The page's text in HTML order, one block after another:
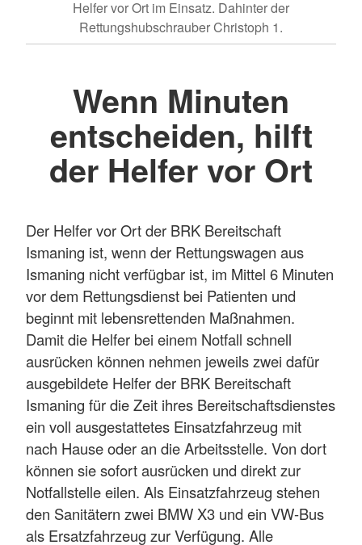
Helfer vor Ort im Einsatz. Dahinter der
Rettungshubschrauber Christoph 1.
Wenn Minuten
entscheiden, hilft
der Helfer vor Ort
Der Helfer vor Ort der BRK Bereitschaft
Ismaning ist, wenn der Rettungswagen aus
Ismaning nicht verfügbar ist, im Mittel 6 Minuten
vor dem Rettungsdienst bei Patienten und
beginnt mit lebensrettenden Maßnahmen.
Damit die Helfer bei einem Notfall schnell
ausrücken können nehmen jeweils zwei dafür
ausgebildete Helfer der BRK Bereitschaft
Ismaning für die Zeit ihres Bereitschaftsdienstes
ein voll ausgestattetes Einsatzfahrzeug mit
nach Hause oder an die Arbeitsstelle. Von dort
können sie sofort ausrücken und direkt zur
Notfallstelle eilen. Als Einsatzfahrzeug stehen
den Sanitätern zwei BMW X3 und ein VW-Bus
als Ersatzfahrzeug zur Verfügung. Alle